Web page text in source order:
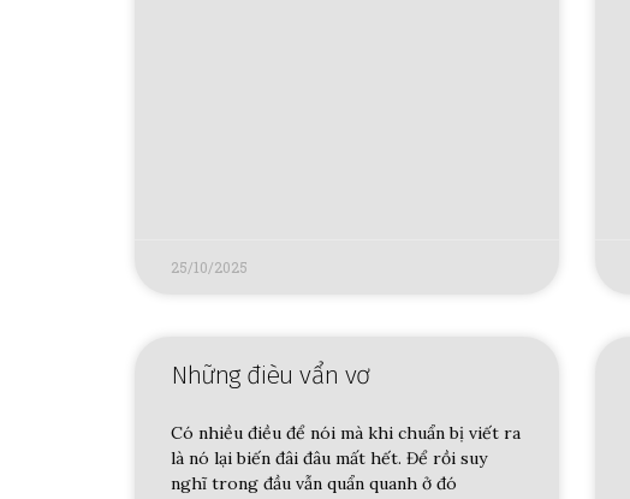
25/10/2025
Những đièu vẩn vơ
Có nhiều điều để nói mà khi chuẩn bị viết ra
là nó lại biến đâi đâu mất hết. Để rồi suy
nghĩ trong đầu vẫn quẩn quanh ở đó